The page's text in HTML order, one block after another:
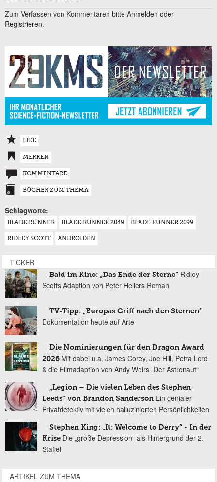
Zum Verfassen von Kommentaren bitte Anmelden oder
Registrieren.
LIKE
MERKEN
KOMMENTARE
BÜCHER ZUM THEMA
Schlagworte:
BLADE RUNNER BLADE RUNNER 2049 BLADE RUNNER 2099
RIDLEY SCOTT ANDROIDEN
TICKER
Bald im Kino: „Das Ende der Sterne“ Ridley
Scotts Adaption von Peter Hellers Roman
TV-Tipp: „Europas Griff nach den Sternen“
Dokumentation heute auf Arte
Die Nominierungen für den Dragon Award
2026 Mit dabei u.a. James Corey, Joe Hill, Petra Lord
& die Filmadaption von Andy Weirs „Der Astronaut“
„Legion – Die vielen Leben des Stephen
Leeds“ von Brandon Sanderson Ein genialer
Privatdetektiv mit vielen halluzinierten Persönlichkeiten
Stephen King: „It: Welcome to Derry“ - In der
Krise Die „große Depression“ als Hintergrund der 2.
Staffel
ARTIKEL ZUM THEMA